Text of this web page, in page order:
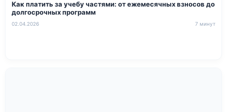
Как платить за учебу частями: от ежемесячных взносов до
долгосрочных программ
02.04.2026 7 минут